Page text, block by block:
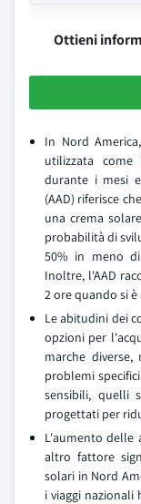
Ottieni
In Nord
utilizzata
durante i mesi
(AAD) riferisce
una crema
probabilità di
50% in meno
Inoltre, l'AAD
2 ore quando si
Le abitudini dei
opzioni per
marche
problemi
sensibili, quelli
progettati per
L'aumento delle
altro fattore
solari in Nord
i viaggi